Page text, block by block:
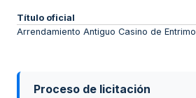
Título oficial
Arrendamiento Antiguo Casino de Entrimo
Proceso de licitación